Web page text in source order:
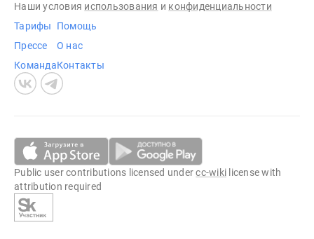
Наши условия использования и конфиденциальности
Тарифы
Прессе
Команда
Помощь
О нас
Контакты
Public user contributions licensed undercc-wiki license with
attribution required